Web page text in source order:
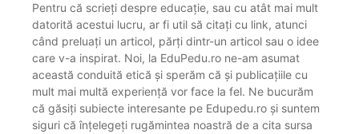
Pentru că scrieți despre educație, sau cu atât mai mult
datorită acestui lucru, ar fi util să citați cu link, atunci
când preluați un articol, părți dintr-un articol sau o idee
care v-a inspirat. Noi, la EduPedu.ro ne-am asumat
această conduită etică și sperăm că și publicațiile cu
mult mai multă experiență vor face la fel. Ne bucurăm
că găsiți subiecte interesante pe Edupedu.ro și suntem
siguri că înțelegeți rugămintea noastră de a cita sursa